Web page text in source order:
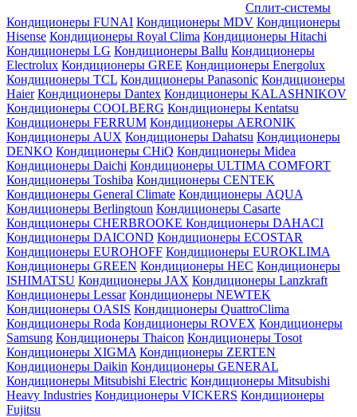
Сплит-системы
Кондиционеры FUNAI Кондиционеры MDV Кондиционеры
Hisense Кондиционеры Royal Clima Кондиционеры Hitachi
Кондиционеры LG Кондиционеры Ballu Кондиционеры
Electrolux Кондиционеры GREE Кондиционеры Energolux
Кондиционеры TCL Кондиционеры Panasonic Кондиционеры
Haier Кондиционеры Dantex Кондиционеры KALASHNIKOV
Кондиционеры СOOLBERG Кондиционеры Kentatsu
Кондиционеры FERRUM Кондиционеры AERONIK
Кондиционеры AUX Кондиционеры Dahatsu Кондиционеры
DENKO Кондиционеры CHiQ Кондиционеры Midea
Кондиционеры Daichi Кондиционеры ULTIMA COMFORT
Кондиционеры Toshiba Кондиционеры CENTEK
Кондиционеры General Climate Кондиционеры AQUA
Кондиционеры Berlingtoun Кондиционеры Casarte
Кондиционеры CHERBROOKE Кондиционеры DAHACI
Кондиционеры DAICOND Кондиционеры ECOSTAR
Кондиционеры EUROHOFF Кондиционеры EUROKLIMA
Кондиционеры GREEN Кондиционеры HEC Кондиционеры
ISHIMATSU Кондиционеры JAX Кондиционеры Lanzkraft
Кондиционеры Lessar Кондиционеры NEWTEK
Кондиционеры OASIS Кондиционеры QuattroClima
Кондиционеры Roda Кондиционеры ROVEX Кондиционеры
Samsung Кондиционеры Thaicon Кондиционеры Tosot
Кондиционеры XIGMA Кондиционеры ZERTEN
Кондиционеры Daikin Кондиционеры GENERAL
Кондиционеры Mitsubishi Electric Кондиционеры Mitsubishi
Heavy Industries Кондиционеры VICKERS Кондиционеры
Fujitsu